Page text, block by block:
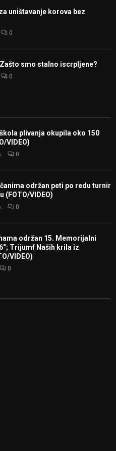
uništavanje korova bez
0
smo stalno iscrpljene?
0
plivanja okupila oko 150
VIDEO)
0
održan peti po redu turnir
(FOTO/VIDEO)
0
održan 15. Memorijalni
Trijumf Naših krila iz
VIDEO)
0